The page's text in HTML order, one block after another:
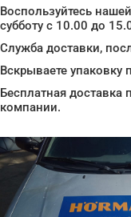
Воспользуйтесь
субботу с 10.00 до
Служба доставки,
Вскрываете упаковку
Бесплатная доставка
компании.